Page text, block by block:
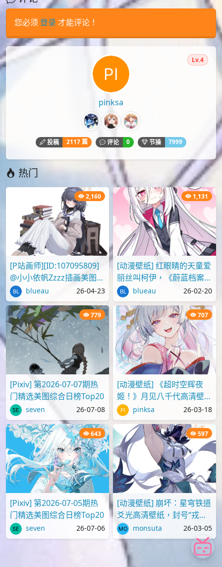
id=103365952
光 原创
风
会员 pinksa投稿，转载请注明来源：
https://idanmu.net/026853/
以上内容仅为投稿者个人意见，仅供参考，如有违规或侵权
请点击上面报告按钮提交反馈。
评论
才能评论！
pinksa
Lv.4
投稿 2117 篇 评论 0 节操 7999
热门
2,160
[P站画师][ID:107095809]
@小小依帆Zzzz插画美图作
品推荐blueau 26-04-23
1,131
[动漫壁纸] 红眼睛的天童爱
丽丝叫柯伊，《蔚蓝档案》
壁纸图片分享
blueau 26-02-20
779 707
[动漫壁纸] 《超时空辉夜